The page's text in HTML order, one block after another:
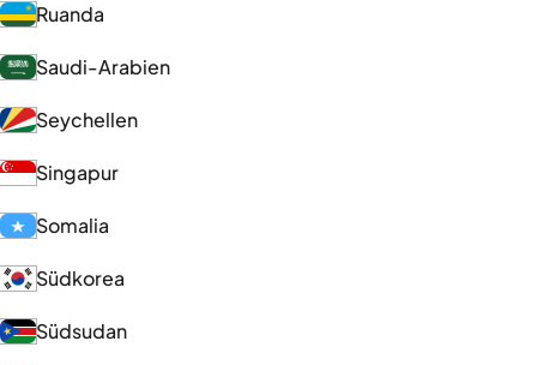
Ruanda
Saudi-Arabien
Seychellen
Singapur
Somalia
Südkorea
Südsudan